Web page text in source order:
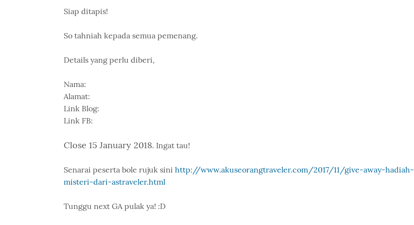
Siap ditapis!
So tahniah kepada semua pemenang.
Details yang perlu diberi,
Nama:
Alamat:
Link Blog:
Link FB:
Close 15 January 2018. Ingat tau!
Senarai peserta bole rujuk sini http://www.akuseorangtraveler.com/2017/11/give-away-hadiah-
misteri-dari-astraveler.html
Tunggu next GA pulak ya! :D